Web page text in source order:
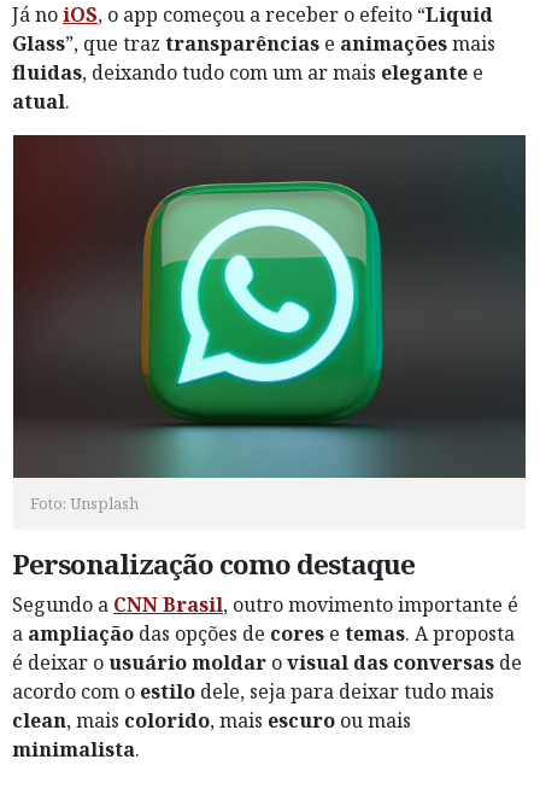
Já noiOS, o app começou a receber o efeito “Liquid
Glass”, que traz transparências e animaçõesmais
fluidas, deixando tudo com um ar mais elegante e
atual.
Foto: Unsplash
Personalização como destaque
Segundo a CNN Brasil, outro movimento importante é
a ampliação das opções de cores e temas. A proposta
é deixar ousuáriomoldar ovisual das conversas de
acordo com o estilo dele, seja para deixar tudo mais
clean, mais colorido, mais escuro ou mais
minimalista.